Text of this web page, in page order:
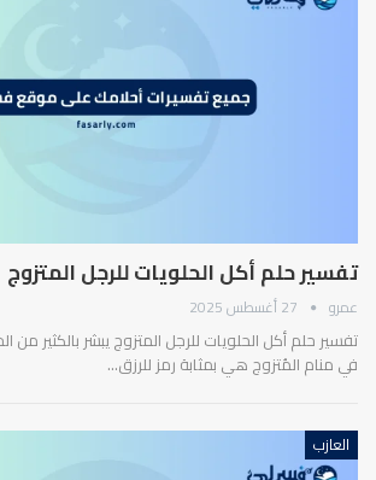
تفسير حلم أكل الحلويات للرجل المتزوج
عمرو 27 أغسطس 2025
تفسير حلم أكل الحلويات للرجل المتزوج يبشر بالكثير من
في منام المُتزوج هي بمثابة رمز للرزق…
العازب